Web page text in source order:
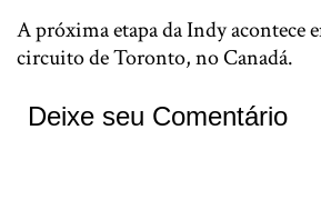
A próxima etapa da Indy acontece
circuito de Toronto, no Canadá.
Deixe seu Comentário